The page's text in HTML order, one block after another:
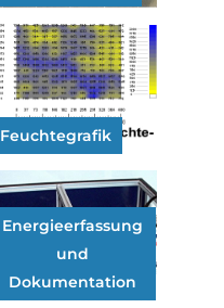
Feuchtegrafik
Energieerfassung
und
Dokumentation